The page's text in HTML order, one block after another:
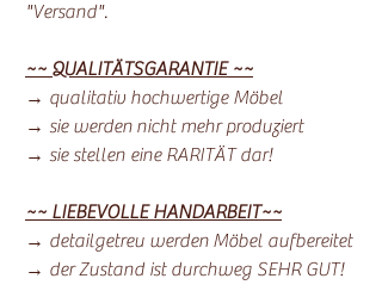
"Versand".
~~ QUALITÄTSGARANTIE ~~
→ qualitativ hochwertige Möbel
→ sie werden nicht mehr produziert
→ sie stellen eine RARITÄT dar!
~~ LIEBEVOLLE HANDARBEIT~~
→ detailgetreu werden Möbel aufbereitet
→ der Zustand ist durchweg SEHR GUT!